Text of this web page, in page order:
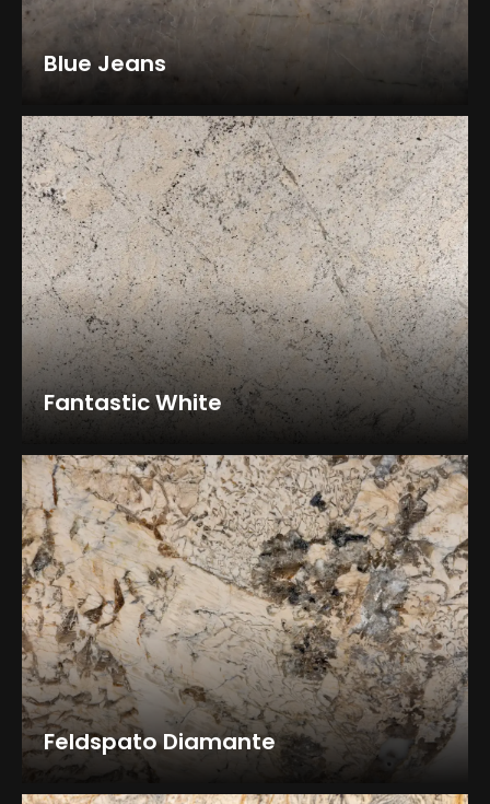
Blue Jeans
Fantastic White
Feldspato Diamante